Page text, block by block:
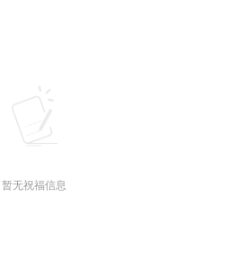
暂无祝福信息